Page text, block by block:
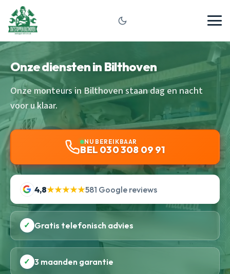
Onze diensten in Bilthoven
Onze monteurs in Bilthoven staan dag en nacht
voor u klaar.
NU BEREIKBAAR
BEL 030 308 09 91
4,8★★★★★581 Google reviews
✓ Gratis telefonisch advies
✓ 3 maanden garantie